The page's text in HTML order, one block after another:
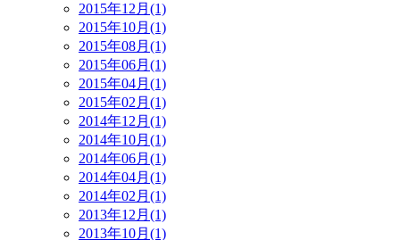
2015年12月(1)
2015年10月(1)
2015年08月(1)
2015年06月(1)
2015年04月(1)
2015年02月(1)
2014年12月(1)
2014年10月(1)
2014年06月(1)
2014年04月(1)
2014年02月(1)
2013年12月(1)
2013年10月(1)